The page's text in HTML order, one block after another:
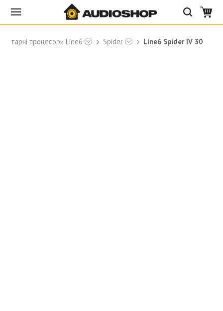
Гітарні процесори Line6 Spider Line6 Spider IV 30